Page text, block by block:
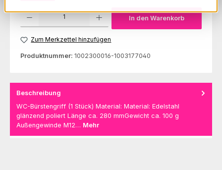
Produkt Anzahl: Gib den gewünschten Wert ein oder benutze die
In den Warenkorb
Zum Merkzettel hinzufügen
Produktnummer: 1002300016-1003177040
Beschreibung
WC-Bürstengriff (1 Stück) Material: Material: Edelstahl
glänzend poliert Länge ca. 280 mmGewicht ca. 100 g
Außengewinde M12… Mehr